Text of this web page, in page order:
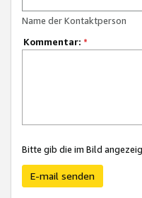
Name der Kontaktperson
Kommentar: *
Bitte gib die im Bild
E-mail senden